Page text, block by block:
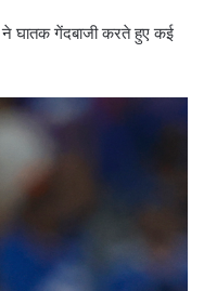
ने घातक गेंदबाजी करते हुए कई